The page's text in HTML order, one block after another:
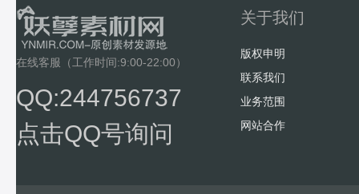
在线客服（工作时间:9:00-22:00）
QQ:244756737
点击QQ号询问
关于我们
版权申明
联系我们
业务范围
网站合作